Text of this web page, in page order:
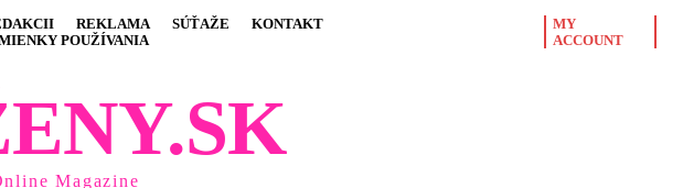
REKLAMA SÚŤAŽE
KONTAKT
POUŽÍVANIA
MY
ACCOUNT
Magazine